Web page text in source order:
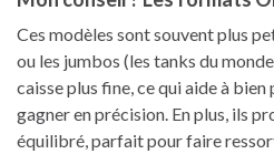
Ces modèles sont souvent plus
ou les jumbos (les tanks du
caisse plus fine, ce qui aide à
gagner en précision. En plus, ils
équilibré, parfait pour faire